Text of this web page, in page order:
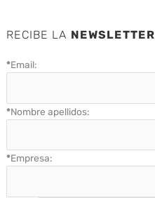
RECIBE LA NEWSLETTER
*Email:
*Nombre apellidos:
*Empresa: